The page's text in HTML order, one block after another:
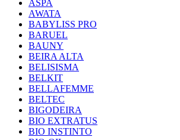
ASPA
AWATA
BABYLISS PRO
BARUEL
BAUNY
BEIRA ALTA
BELISISMA
BELKIT
BELLAFEMME
BELTEC
BIGODEIRA
BIO EXTRATUS
BIO INSTINTO